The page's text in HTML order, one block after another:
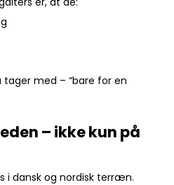
tager med – “bare for en
– ikke kun på
i dansk og nordisk terræn.